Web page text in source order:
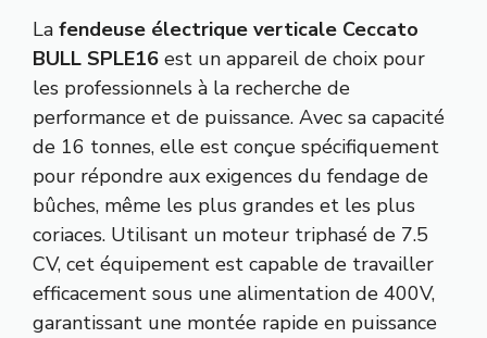
La fendeuse électrique verticale Ceccato
BULL SPLE16 est un appareil de choix pour
les professionnels à la recherche de
performance et de puissance. Avec sa capacité
de 16 tonnes, elle est conçue spécifiquement
pour répondre aux exigences du fendage de
bûches, même les plus grandes et les plus
coriaces. Utilisant un moteur triphasé de 7.5
CV, cet équipement est capable de travailler
efficacement sous une alimentation de 400V,
garantissant une montée rapide en puissance